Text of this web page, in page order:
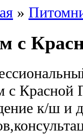
»
с
с Красной
к/ш и